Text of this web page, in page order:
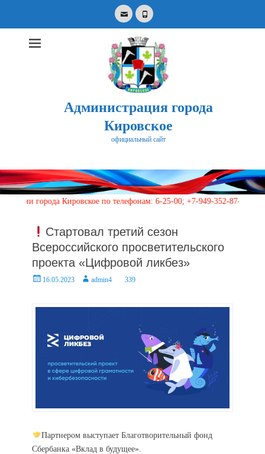
EmailPhone
Администрация города
Кировское
официальный сайт
for:
города Кировское по телефонам: 6-25-00; +7-949-352-87-40, 113
Стартовал третий сезон
Всероссийского просветительского
проекта «Цифровой ликбез»
Posted16.05.2023 Authoradmin4 339
Партнером выступает Благотворительный фонд
Сбербанка «Вклад в будущее».